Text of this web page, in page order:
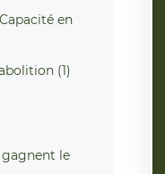
en
(1)
le